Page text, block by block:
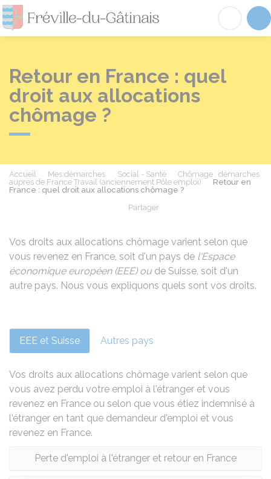
Fréville-du-
Retour en France : quel
droit aux allocations
chômage ?
Accueil Mes démarches Social - Santé
Chômage : démarches
auprès de France Travail (anciennement Pôle emploi)
Retour en
France : quel droit aux allocations chômage ?
Partager
Vos droits aux allocations chômage varient selon que
vous revenez en France, soit d'un pays de l'Espace
économique européen (EEE) ou de Suisse, soit d'un
autre pays. Nous vous expliquons quels sont vos droits.
EEE et Suisse Autres pays
Vos droits aux allocations chômage varient selon que
vous avez perdu votre emploi à l'étranger et vous
revenez en France ou selon que vous étiez indemnisé à
l'étranger en tant que demandeur d'emploi et vous
revenez en France.
Perte d'emploi à l'étranger et retour en France